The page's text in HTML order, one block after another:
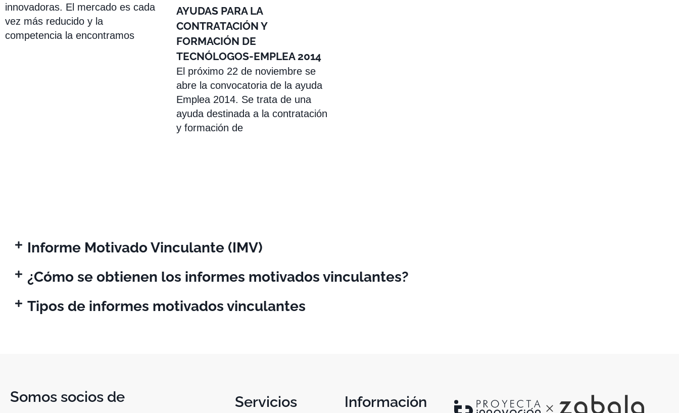
innovadoras. El mercado es cada
vez más reducido y la
competencia la encontramos
AYUDAS PARA LA
CONTRATACIÓN Y
FORMACIÓN DE
TECNÓLOGOS-EMPLEA 2014
El próximo 22 de noviembre se
abre la convocatoria de la ayuda
Emplea 2014. Se trata de una
ayuda destinada a la contratación
y formación de
Informe Motivado Vinculante (IMV)
¿Cómo se obtienen los informes motivados vinculantes?
Tipos de informes motivados vinculantes
Somos socios de Servicios Información